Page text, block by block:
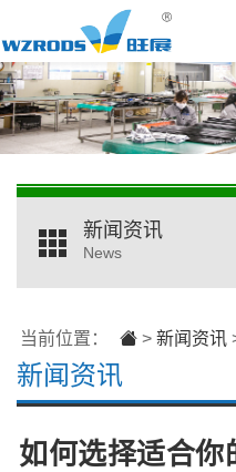
新闻资讯
当前位置： > 新闻资讯
如何选择适合
新闻资讯
News